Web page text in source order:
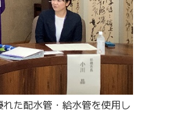
た配水管・給水管を使用し